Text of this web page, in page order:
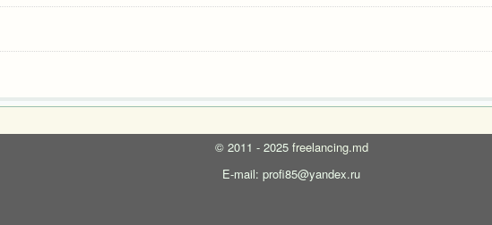
© 2011 - 2025 freelancing.md
E-mail: profi85@yandex.ru